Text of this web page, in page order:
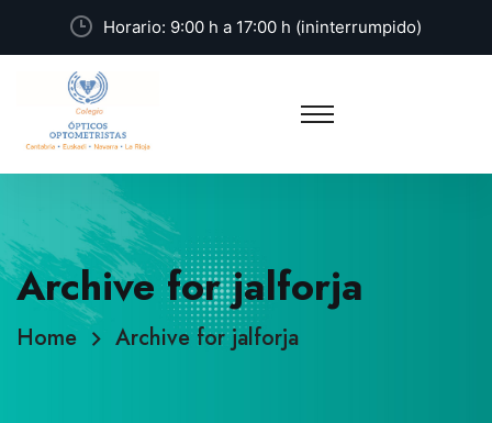
Horario: 9:00 h a 17:00 h (ininterrumpido)
Archive for jalforja
Home Archive for jalforja